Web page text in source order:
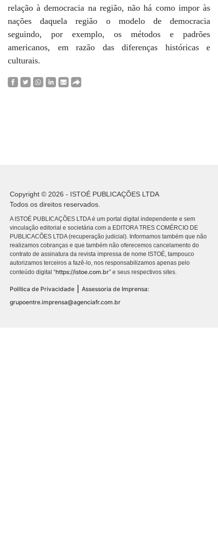
relação à democracia na região, não há como impor às
nações daquela região o modelo de democracia
seguindo, por exemplo, os métodos e padrões
americanos, em razão das diferenças históricas e
culturais.
Copyright © 2026 - ISTOÉ PUBLICAÇÕES LTDA
Todos os direitos reservados.
A ISTOÉ PUBLICAÇÕES LTDA é um portal digital independente e sem
vinculação editorial e societária com a EDITORA TRES COMÉRCIO DE
PUBLICACÕES LTDA (recuperação judicial). Informamos também que não
realizamos cobranças e que também não oferecemos cancelamento do
contrato de assinatura da revista impressa de nome ISTOÉ, tampouco
autorizamos terceiros a fazê-lo, nos responsabilizamos apenas pelo
conteúdo digital “https://istoe.com.br” e seus respectivos sites.
Política de Privacidade
Assessoria de Imprensa:
grupoentre.imprensa@agenciafr.com.br